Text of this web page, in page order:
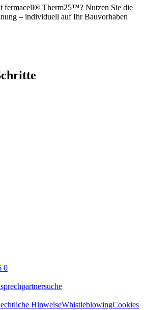
fermacell® Therm25™? Nutzen Sie die
– individuell auf Ihr Bauvorhaben
0
HinweiseWhistleblowingCookies